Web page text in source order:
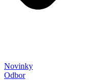
Novinky
Odbor